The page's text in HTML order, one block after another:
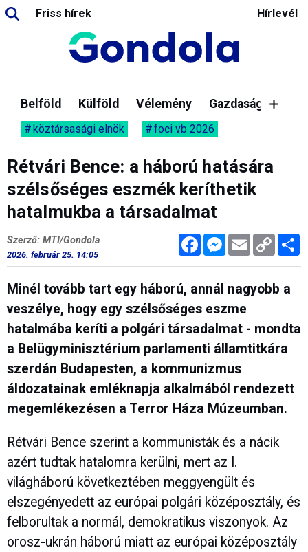
Friss hírek Hírlevél
Belföld Külföld Vélemény Gazdaság
köztársasági elnök foci vb 2026
Rétvári Bence: a háború hatására
szélsőséges eszmék keríthetik
hatalmukba a társadalmat
FacebookMessenger
Email Copy
Link
Szerző: MTI/Gondola
2026. február 25. 14:05
Minél tovább tart egy háború, annál nagyobb a
veszélye, hogy egy szélsőséges eszme
hatalmába keríti a polgári társadalmat - mondta
a Belügyminisztérium parlamenti államtitkára
szerdán Budapesten, a kommunizmus
áldozatainak emléknapja alkalmából rendezett
megemlékezésen a Terror Háza Múzeumban.
Rétvári Bence szerint a kommunisták és a nácik
azért tudtak hatalomra kerülni, mert az I.
világháború következtében meggyengült és
elszegényedett az európai polgári középosztály, és
felborultak a normál, demokratikus viszonyok. Az
orosz-ukrán háború miatt az európai középosztály